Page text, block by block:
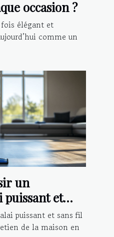
occasion ?
fois élégant et
comme un
un
puissant et
puissant et sans fil
de la maison en